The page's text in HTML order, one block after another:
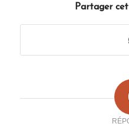
Partager